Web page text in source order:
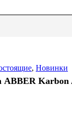
, Новинки